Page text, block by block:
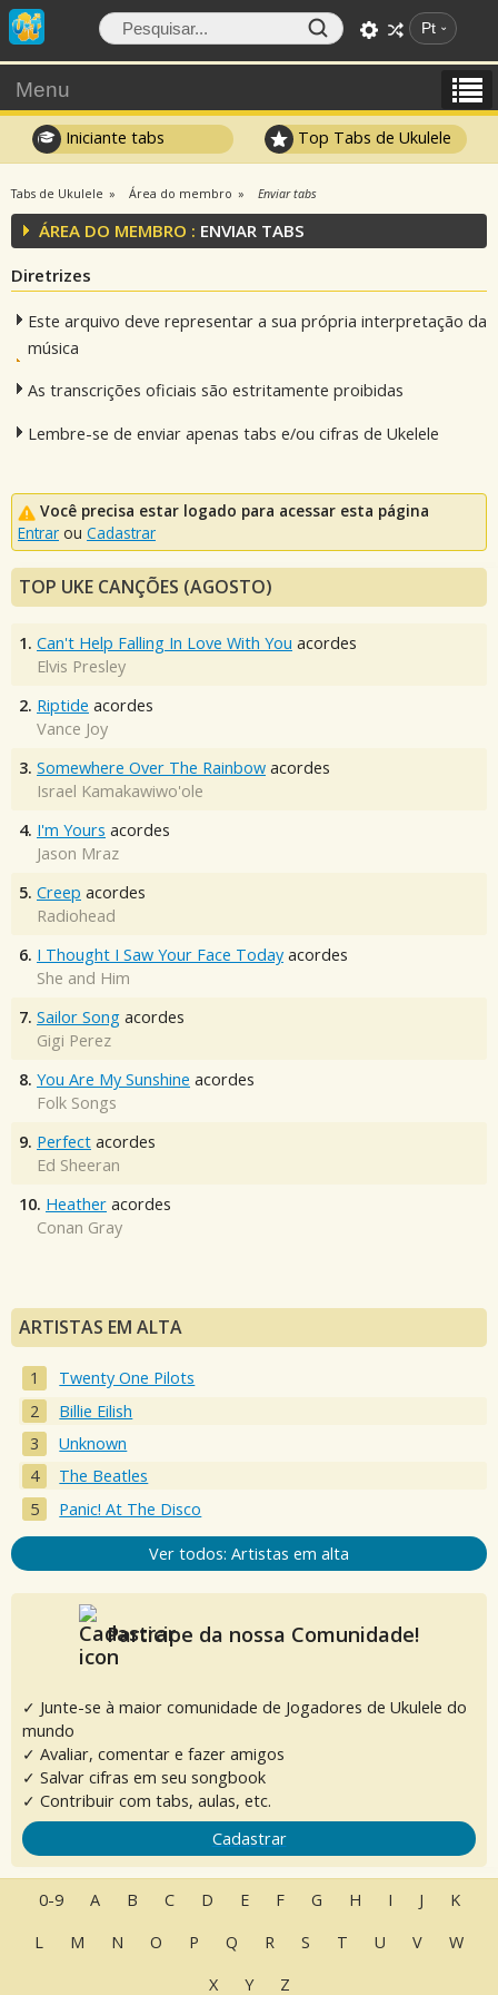
Pt
Menu
Iniciante tabs Top Tabs de Ukulele
Tabs de Ukulele Área do membro Enviar tabs
ÁREA DO MEMBRO : ENVIAR TABS
Diretrizes
Este arquivo deve representar a sua própria interpretação da
música
As transcrições oficiais são estritamente proibidas
Lembre-se de enviar apenas tabs e/ou cifras de Ukelele
Você precisa estar logado para acessar esta página
Entrar ou Cadastrar
TOP UKE CANÇÕES (AGOSTO)
1. Can't Help Falling In Love With You acordes
Elvis Presley
2. Riptide acordes
Vance Joy
3. Somewhere Over The Rainbow acordes
Israel Kamakawiwo'ole
4. I'm Yours acordes
Jason Mraz
5. Creep acordes
Radiohead
6. I Thought I Saw Your Face Today acordes
She and Him
7. Sailor Song acordes
Gigi Perez
8. You Are My Sunshine acordes
Folk Songs
9. Perfect acordes
Ed Sheeran
10. Heather acordes
Conan Gray
ARTISTAS EM ALTA
Twenty One Pilots
Billie Eilish
Unknown
The Beatles
Panic! At The Disco
Ver todos: Artistas em alta
Participe da nossa Comunidade!
✓ Junte-se à maior comunidade de Jogadores de Ukulele do
mundo
✓ Avaliar, comentar e fazer amigos
✓ Salvar cifras em seu songbook
✓ Contribuir com tabs, aulas, etc.
Cadastrar
0-9 A B C D E F G H I J
K
L
M N O P Q R S T U V
W
X
Y Z